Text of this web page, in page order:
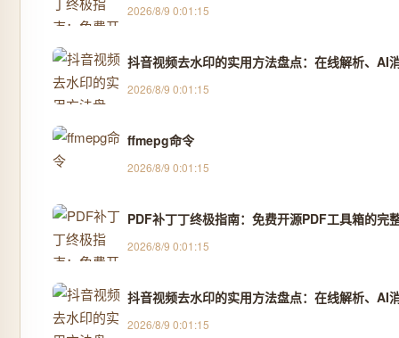
2026/8/9 0:01:15
抖音视频去水印的实用方法盘点：在线解析、AI
2026/8/9 0:01:15
ffmepg命令
2026/8/9 0:01:15
PDF补丁丁终极指南：免费开源PDF工具箱的完
2026/8/9 0:01:15
抖音视频去水印的实用方法盘点：在线解析、AI
2026/8/9 0:01:15